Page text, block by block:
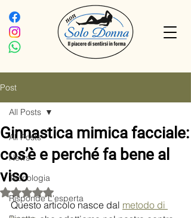
Post
All Posts
News
Tecnologia
Risponde L'esperta
All Posts
Ginnastica mimica facciale:
cos’è e perché fa bene al
viso
Valutazione NaN stelle su 5.
Questo articolo nasce dal metodo di